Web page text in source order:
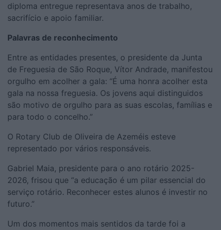
diploma entregue representava anos de trabalho,
sacrifício e apoio familiar.
Palavras de reconhecimento
Entre as entidades presentes, o presidente da Junta
de Freguesia de São Roque, Vítor Andrade, manifestou
orgulho em acolher a gala: “É uma honra acolher esta
gala na nossa freguesia. Os jovens aqui distinguidos
são motivo de orgulho para as suas escolas, famílias e
para todo o concelho.”
O Rotary Club de Oliveira de Azeméis esteve
representado por vários responsáveis.
Gabriel Maia, presidente para o ano rotário 2025-
2026, frisou que “a educação é um pilar essencial do
serviço rotário. Reconhecer estes alunos é investir no
futuro.”
Um dos momentos mais sentidos da tarde foi a